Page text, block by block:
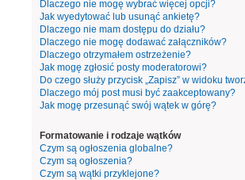
Dlaczego nie mogę wybrać więcej opcji?
Jak wyedytować lub usunąć ankietę?
Dlaczego nie mam dostępu do działu?
Dlaczego nie mogę dodawać załączników?
Dlaczego otrzymałem ostrzeżenie?
Jak mogę zgłosić posty moderatorowi?
Do czego służy przycisk „Zapisz” w widoku
Dlaczego mój post musi być zaakceptowany?
Jak mogę przesunąć swój wątek w górę?
Formatowanie i rodzaje wątków
Czym są ogłoszenia globalne?
Czym są ogłoszenia?
Czym są wątki przyklejone?